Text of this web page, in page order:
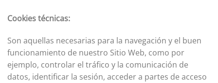
Cookies técnicas:
Son aquellas necesarias para la navegación y el buen
funcionamiento de nuestro Sitio Web, como por
ejemplo, controlar el tráfico y la comunicación de
datos, identificar la sesión, acceder a partes de acceso